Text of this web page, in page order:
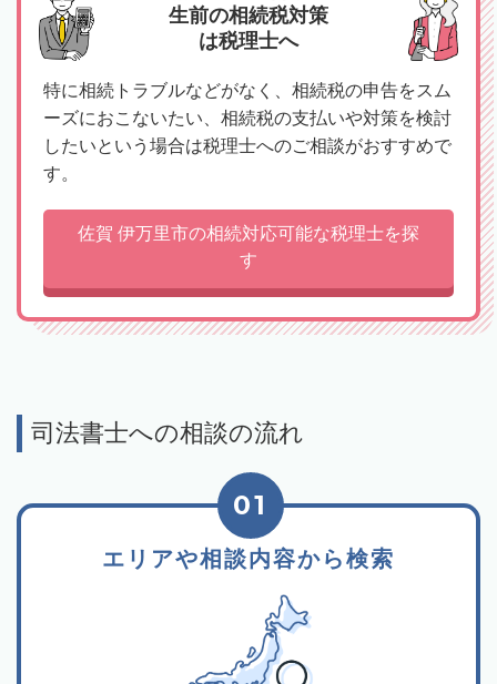
生前の相続税対策
は税理士へ
特に相続トラブルなどがなく、相続税の申告をスム
ーズにおこないたい、相続税の支払いや対策を検討
したいという場合は税理士へのご相談がおすすめで
す。
佐賀 伊万里市の相続対応可能な税理士を探
す
司法書士への相談の流れ
エリアや相談内容から検索
01